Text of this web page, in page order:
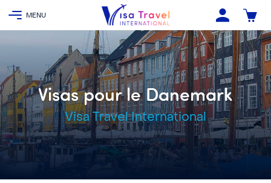
Visas pour le Danemark
Visa Travel International